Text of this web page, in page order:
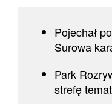
Pojechał
Surowa
Park
strefę